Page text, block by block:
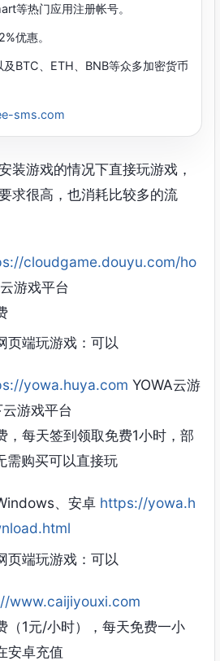
等热门应用注册帐号。
优惠。
BTC、ETH、BNB等众多加密货币
sms.com
装游戏的情况下直接玩游戏，
求很高，也消耗比较多的流
cloudgame.douyu.com/ho
游戏平台
页端玩游戏：可以
yowa.huya.com YOWA云游
游戏平台
，每天签到领取免费1小时，部
需购买可以直接玩
、安卓 https://yowa.h
页端玩游戏：可以
www.caijiyouxi.com
（1元/小时），每天免费一小
安卓充值